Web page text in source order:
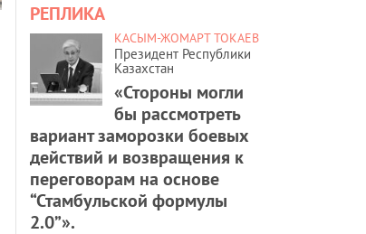
РЕПЛИКА
КАСЫМ-ЖОМАРТ ТОКАЕВ
Президент Республики
Казахстан
«Стороны могли
бы рассмотреть
вариант заморозки боевых
действий и возвращения к
переговорам на основе
“Стамбульской формулы
2.0”».